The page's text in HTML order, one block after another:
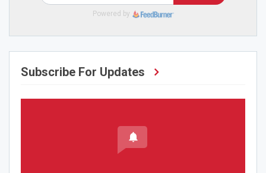
Powered by
Subscribe For Updates